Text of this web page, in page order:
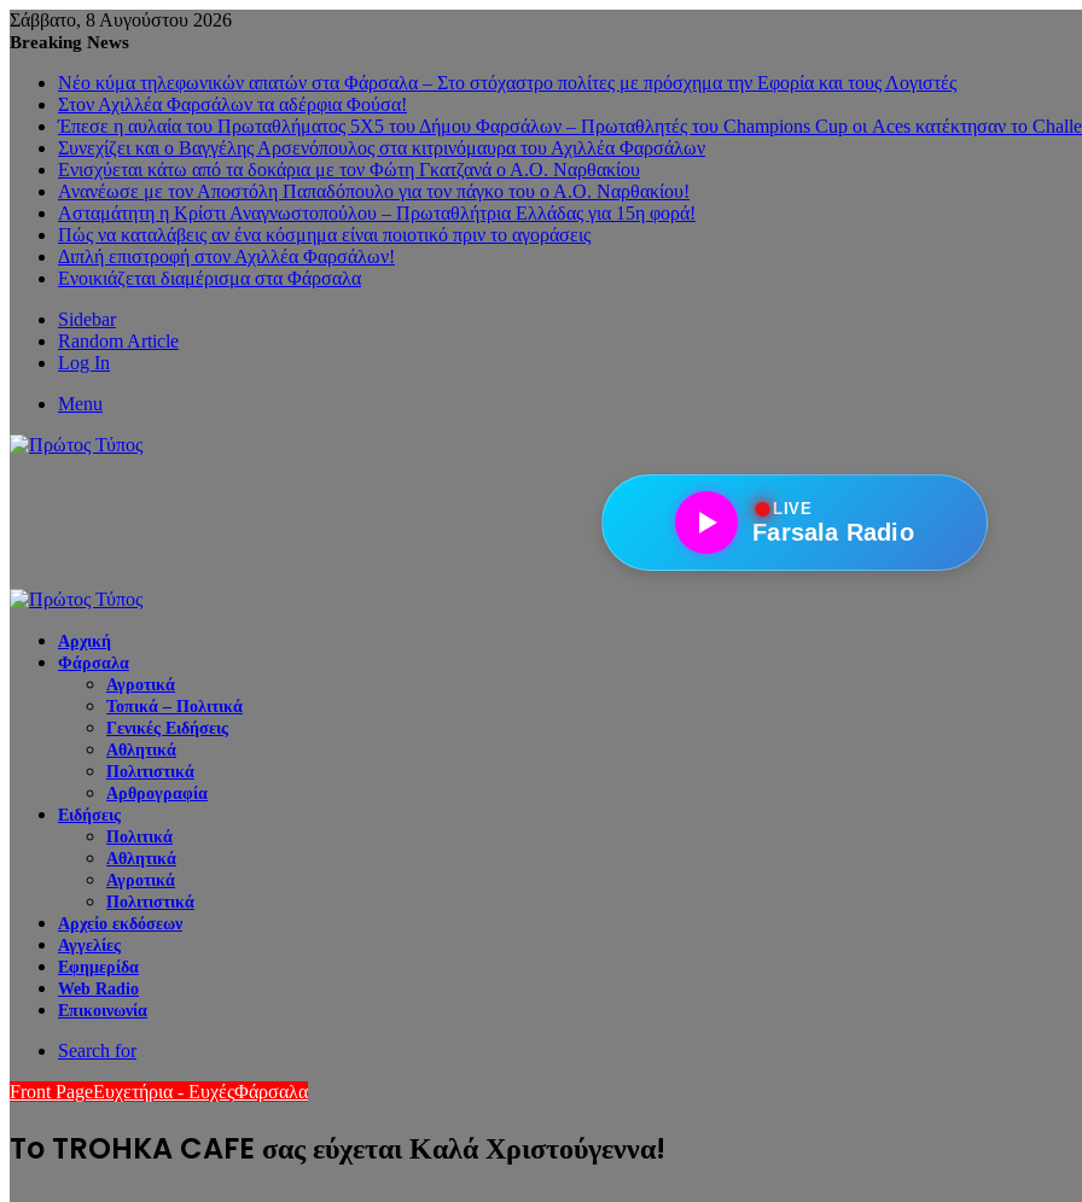
Σάββατο, 8 Αυγούστου 2026
Breaking News
Νέο κύμα τηλεφωνικών απατών στα Φάρσαλα – Στο στόχαστρο πολίτες με πρόσχημα την Εφορία και τους Λογιστές
Στον Αχιλλέα Φαρσάλων τα αδέρφια Φούσα!
Έπεσε η αυλαία του Πρωταθλήματος 5Χ5 του Δήμου Φαρσάλων – Πρωταθλητές του Champions Cup οι Aces κατέκτησαν το
Συνεχίζει και ο Βαγγέλης Αρσενόπουλος στα κιτρινόμαυρα του Αχιλλέα Φαρσάλων
Ενισχύεται κάτω από τα δοκάρια με τον Φώτη Γκατζανά ο Α.Ο. Ναρθακίου
Ανανέωσε με τον Αποστόλη Παπαδόπουλο για τον πάγκο του ο Α.Ο. Ναρθακίου!
Ασταμάτητη η Κρίστι Αναγνωστοπούλου – Πρωταθλήτρια Ελλάδας για 15η φορά!
Πώς να καταλάβεις αν ένα κόσμημα είναι ποιοτικό πριν το αγοράσεις
Διπλή επιστροφή στον Αχιλλέα Φαρσάλων!
Ενοικιάζεται διαμέρισμα στα Φάρσαλα
Sidebar
Random Article
Log In
Menu
●LIVE
Farsala Radio
Αρχική
Φάρσαλα
Αγροτικά
Τοπικά – Πολιτικά
Γενικές Ειδήσεις
Αθλητικά
Πολιτιστικά
Αρθρογραφία
Ειδήσεις
Πολιτικά
Αθλητικά
Αγροτικά
Πολιτιστικά
Αρχείο εκδόσεων
Αγγελίες
Εφημερίδα
Web Radio
Επικοινωνία
Search for
Front PageΕυχετήρια - ΕυχέςΦάρσαλα
To TROHKA CAFE σας εύχεται Καλά Χριστούγεννα!